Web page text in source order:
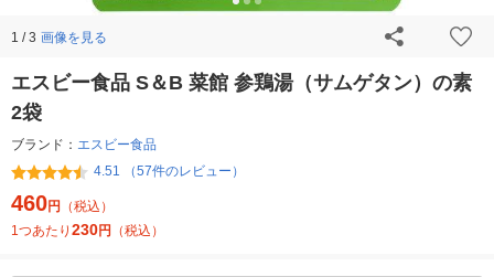
1 / 3 画像を見る
エスビー食品 S＆B 菜館 参鶏湯（サムゲタン）の素
2袋
ブランド： エスビー食品
4.51 （57件のレビュー）
460円
（税込）
1つあたり 230円 （税込）